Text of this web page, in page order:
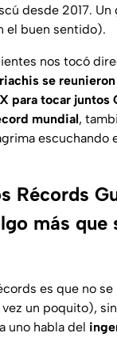
desde 2017.
el buen sentido).
nos tocó
se
para tocar juntos
mundial,
escuchando
Récords
más que
es que no
un poquito),
uno habla del